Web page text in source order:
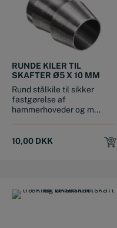
RUNDE KILER TIL
SKAFTER Ø5 X 10 MM
Rund stålkile til sikker
fastgørelse af
hammerhoveder og m...
10,00 DKK